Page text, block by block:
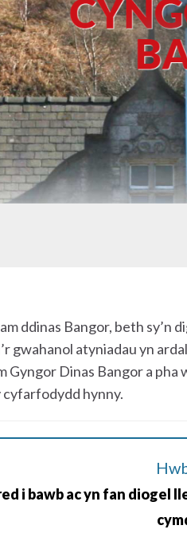
ddinas Bangor, beth sy’n
gwahanol atyniadau yn
Gyngor Dinas Bangor a pha
cyfarfodydd hynny.
i bawb ac yn fan